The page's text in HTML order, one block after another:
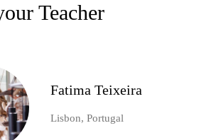
Teacher
Fatima Teixeira
Lisbon, Portugal